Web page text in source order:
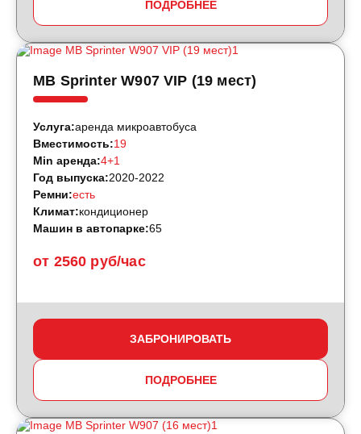
ПОДРОБНЕЕ
MB Sprinter W907 VIP (19 мест)
от 2560 руб/час
Услуга:аренда микроавтобуса
Вместимость:19
Min аренда:4+1
Год выпуска:2020-2022
Ремни:есть
Климат:кондиционер
Машин в автопарке:65
ЗАБРОНИРОВАТЬ
ПОДРОБНЕЕ